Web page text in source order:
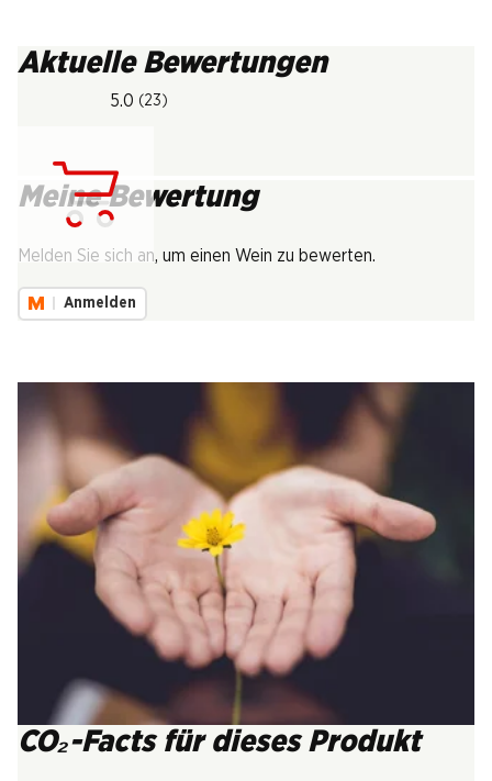
Aktuelle Bewertungen
5.0 (23)
Meine Bewertung
Melden Sie sich an, um einen Wein zu bewerten.
Anmelden
CO₂-Facts für dieses Produkt